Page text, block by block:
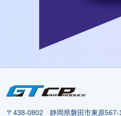
〒438-0802 静岡県磐田市東原567-1